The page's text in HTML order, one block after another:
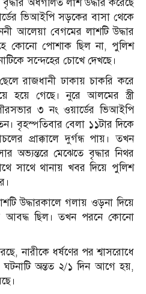
অর্ধগলিত লাশ উদ্ধার করেছে
ভিআইপি সড়কের বাসা থেকে
আলেয়া বেগমের লাশটি উদ্ধার
কোনো পোশাক ছিল না, পুলিশ
সন্দেহের চোখে দেখছে।
রাজধানী ঢাকায় চাকরি করে
হয়ে গেছে। নুরে আলমের স্ত্রী
৩ নং ওয়ার্ডের ভিআইপি
বৃহস্পতিবার বেলা ১১টার দিকে
প্রাক্কালে দুর্গন্ধ পায়। তখন
অভ্যন্তরে মেঝেতে বৃদ্ধার নিথর
সাথে থানায় খবর দিয়ে পুলিশ
উদ্ধারকালে গলায় ওড়না দিয়ে
আবদ্ধ ছিল। তখন পরনে কোনো
নারীকে ধর্ষণের পর শ্বাসরোধে
অন্তত ২/১ দিন আগে হয়,